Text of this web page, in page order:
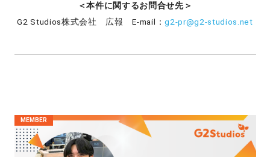
＜本件に関するお問合せ先＞
G2 Studios株式会社 広報 E-mail：g2-pr@g2-studios.net
MEMBER